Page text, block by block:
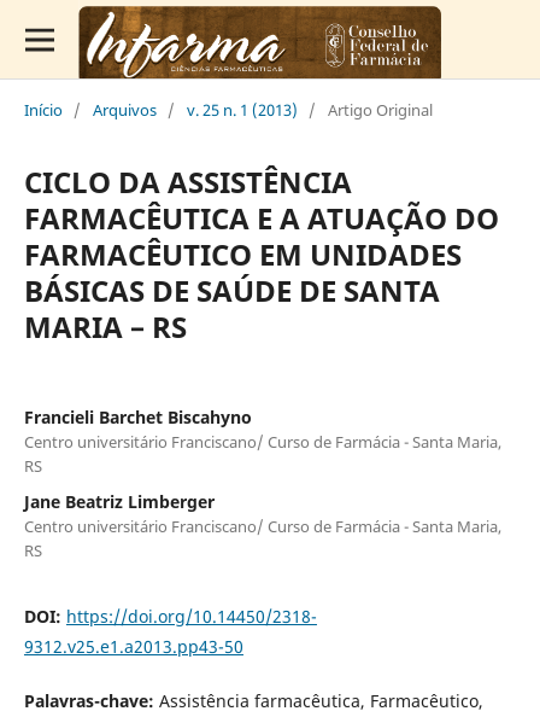
Início / Arquivos / v. 25 n. 1 (2013) / Artigo Original
CICLO DA ASSISTÊNCIA
FARMACÊUTICA E A ATUAÇÃO DO
FARMACÊUTICO EM UNIDADES
BÁSICAS DE SAÚDE DE SANTA
MARIA – RS
Francieli Barchet Biscahyno
Centro universitário Franciscano/ Curso de Farmácia - Santa Maria,
RS
Jane Beatriz Limberger
Centro universitário Franciscano/ Curso de Farmácia - Santa Maria,
RS
DOI: https://doi.org/10.14450/2318-
9312.v25.e1.a2013.pp43-50
Palavras-chave: Assistência farmacêutica, Farmacêutico,